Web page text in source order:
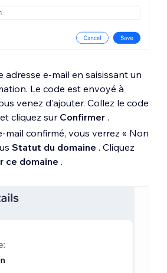
adresse e-mail en saisissant un
Le code est envoyé à
venez d'ajouter. Collez le code
cliquez sur Confirmer .
mail confirmé, vous verrez « Non
Statut du domaine . Cliquez
ce domaine .